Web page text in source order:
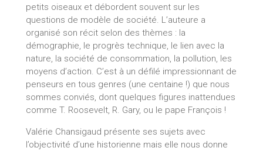
petits oiseaux et débordent souvent sur les
questions de modèle de société. L’auteure a
organisé son récit selon des thèmes : la
démographie, le progrès technique, le lien avec la
nature, la société de consommation, la pollution, les
moyens d’action. C’est à un défilé impressionnant de
penseurs en tous genres (une centaine !) que nous
sommes conviés, dont quelques figures inattendues
comme T. Roosevelt, R. Gary, ou le pape François !
Valérie Chansigaud présente ses sujets avec
l’objectivité d’une historienne mais elle nous donne